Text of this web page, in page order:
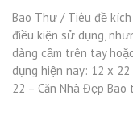
Bao Thư / Tiêu đề
điều kiện sử dụng,
dàng cầm trên tay
dụng hiện nay: 12 x
22 – Căn Nhà Đẹp